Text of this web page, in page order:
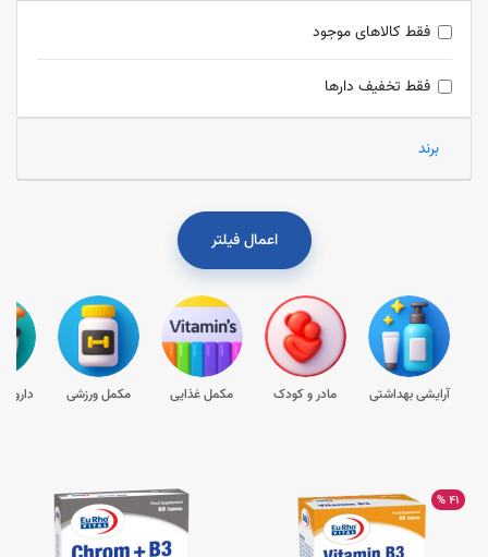
فقط کالاهای موجود
فقط تخفیف دارها
برند
اعمال فیلتر
آرایشی بهداشتی مادر و کودک مکمل غذایی مکمل ورزشی
41 %